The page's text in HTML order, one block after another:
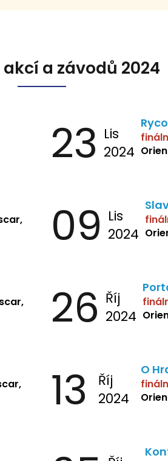
a závodů 2024
23 Lis
2024
09 Lis
2024
26 Říj
2024
13
Říj
2024
O